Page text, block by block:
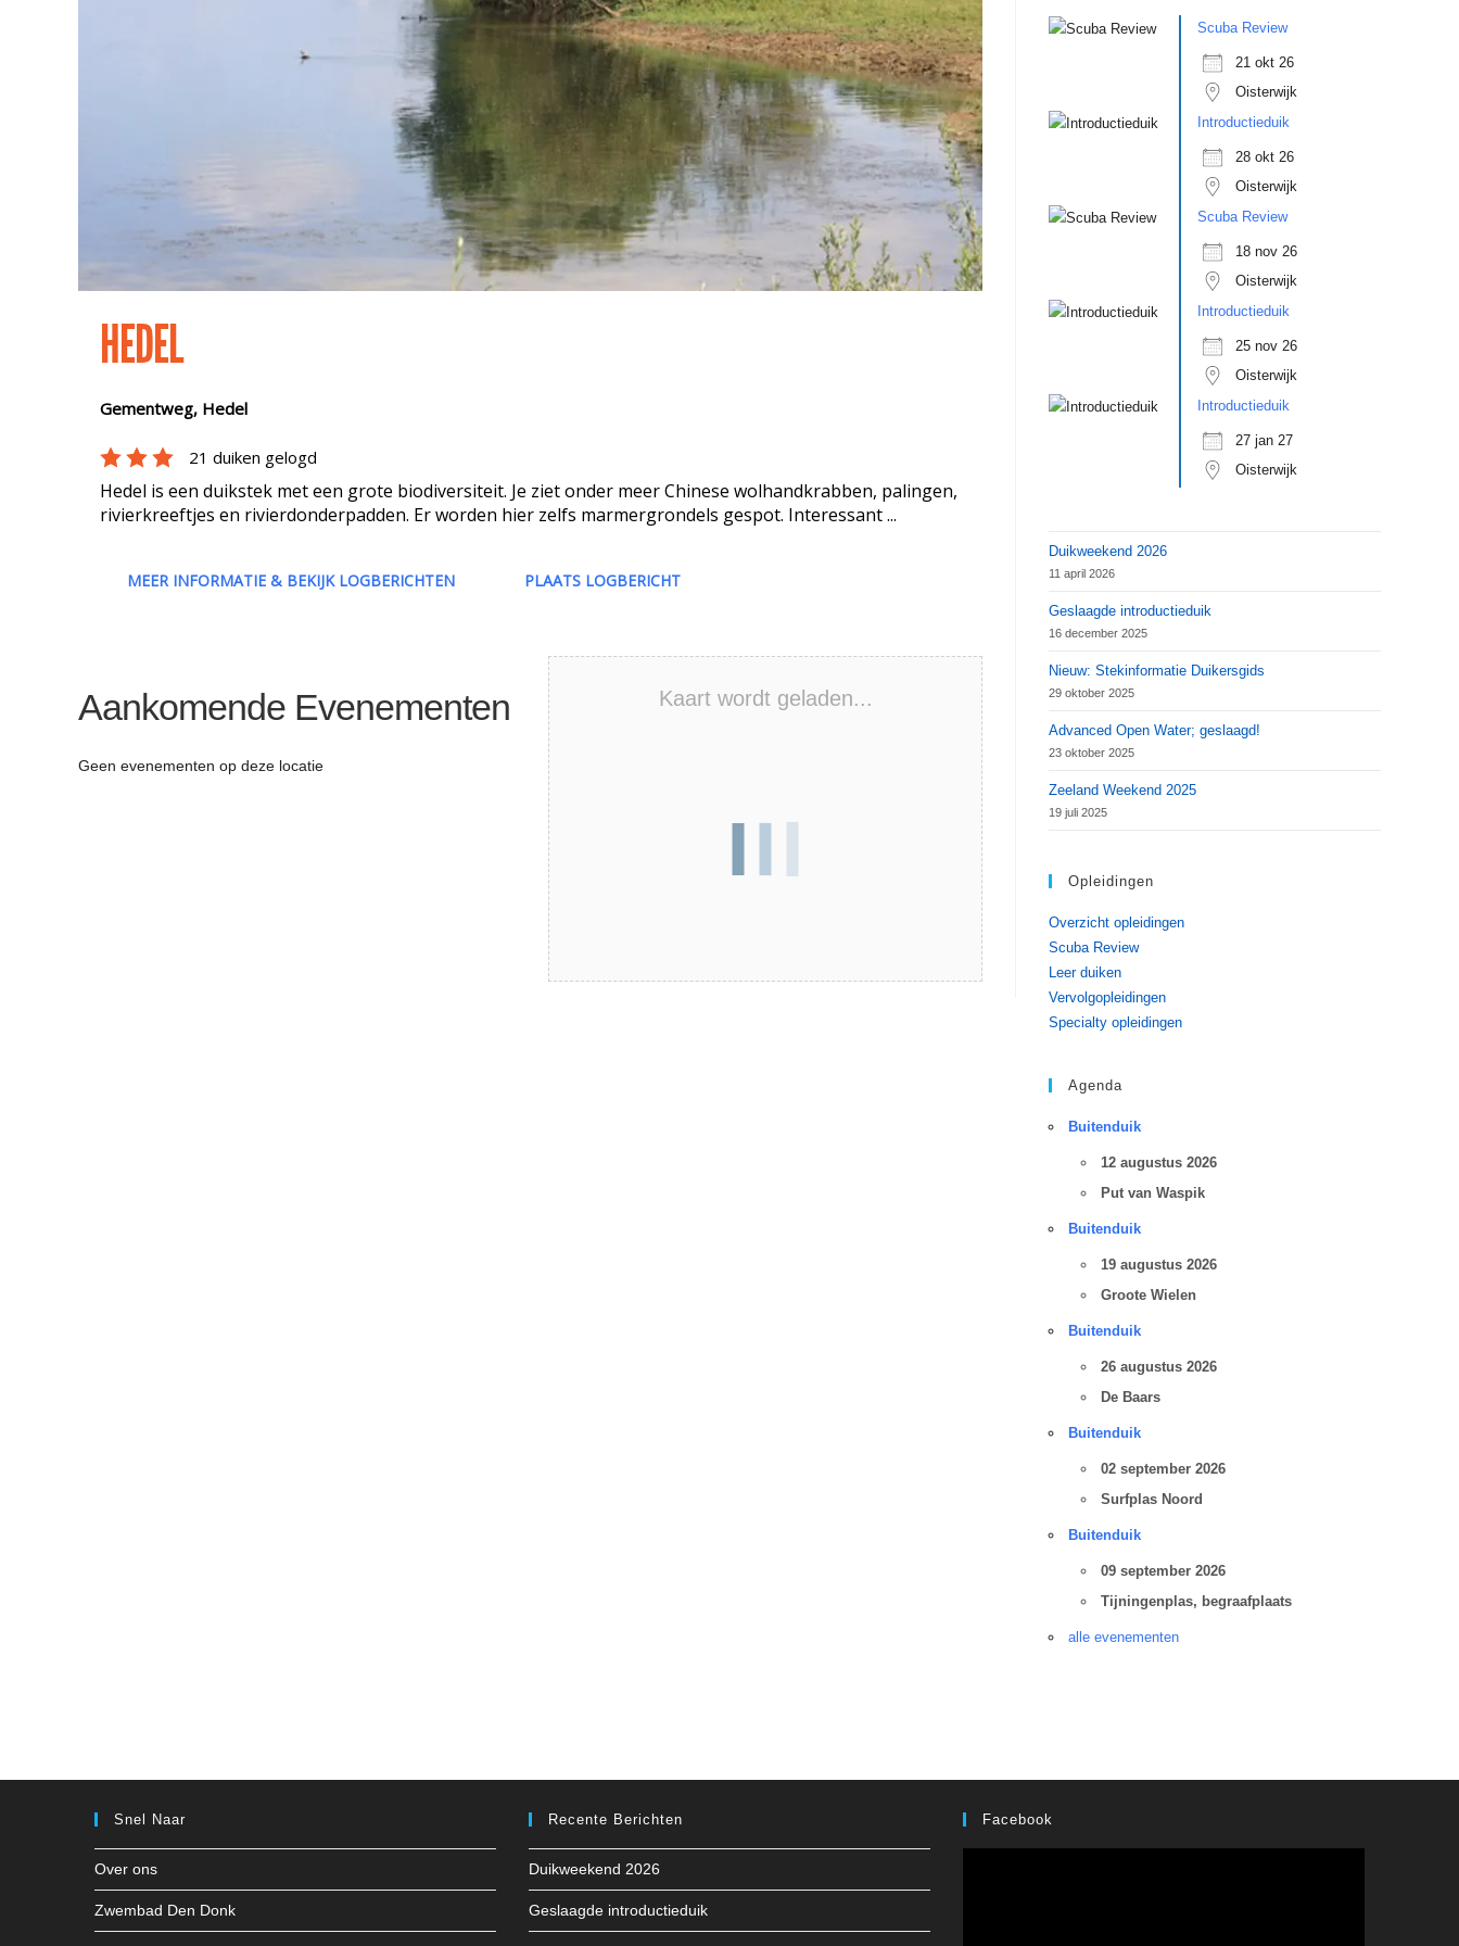
HEDEL
Gementweg, Hedel
21 duiken gelogd
Hedel is een duikstek met een grote biodiversiteit. Je ziet onder meer Chinese wolhandkrabben, palingen,
rivierkreeftjes en rivierdonderpadden. Er worden hier zelfs marmergrondels gespot. Interessant ...
MEER INFORMATIE & BEKIJK LOGBERICHTEN PLAATS LOGBERICHT
Kaart wordt geladen...
Aankomende Evenementen
Geen evenementen op deze locatie
Scuba Review
21 okt 26
Oisterwijk
Introductieduik
28 okt 26
Oisterwijk
Scuba Review
18 nov 26
Oisterwijk
Introductieduik
25 nov 26
Oisterwijk
Introductieduik
27 jan 27
Oisterwijk
Duikweekend 2026
11 april 2026
Geslaagde introductieduik
16 december 2025
Nieuw: Stekinformatie Duikersgids
29 oktober 2025
Advanced Open Water; geslaagd!
23 oktober 2025
Zeeland Weekend 2025
19 juli 2025
Opleidingen
Overzicht opleidingen
Scuba Review
Leer duiken
Vervolgopleidingen
Specialty opleidingen
Agenda
Buitenduik
12 augustus 2026
Put van Waspik
Buitenduik
19 augustus 2026
Groote Wielen
Buitenduik
26 augustus 2026
De Baars
Buitenduik
02 september 2026
Surfplas Noord
Buitenduik
09 september 2026
Tijningenplas, begraafplaats
alle evenementen
Snel Naar
Over ons
Zwembad Den Donk
Recente Berichten
Duikweekend 2026
Geslaagde introductieduik
Facebook